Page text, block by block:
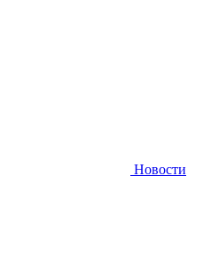
Новости